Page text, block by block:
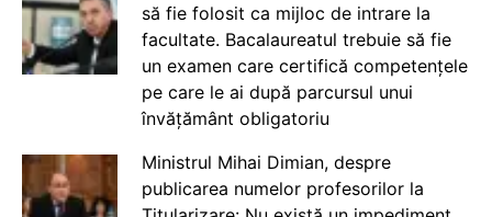
să fie folosit ca mijloc de intrare la
facultate. Bacalaureatul trebuie să fie
un examen care certifică competențele
pe care le ai după parcursul unui
învățământ obligatoriu
Ministrul Mihai Dimian, despre
publicarea numelor profesorilor la